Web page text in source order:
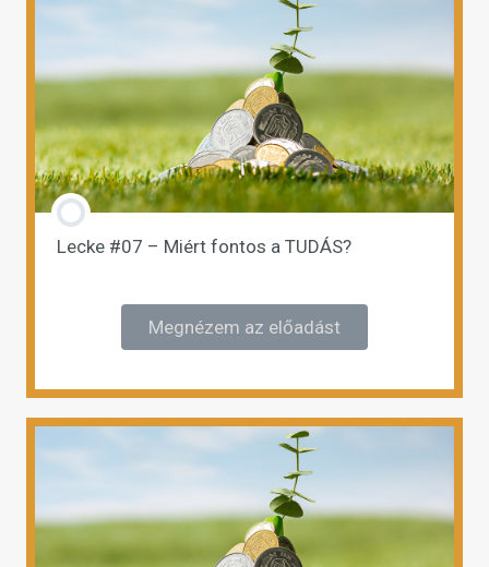
Lecke #07 – Miért fontos a TUDÁS?
Megnézem az előadást